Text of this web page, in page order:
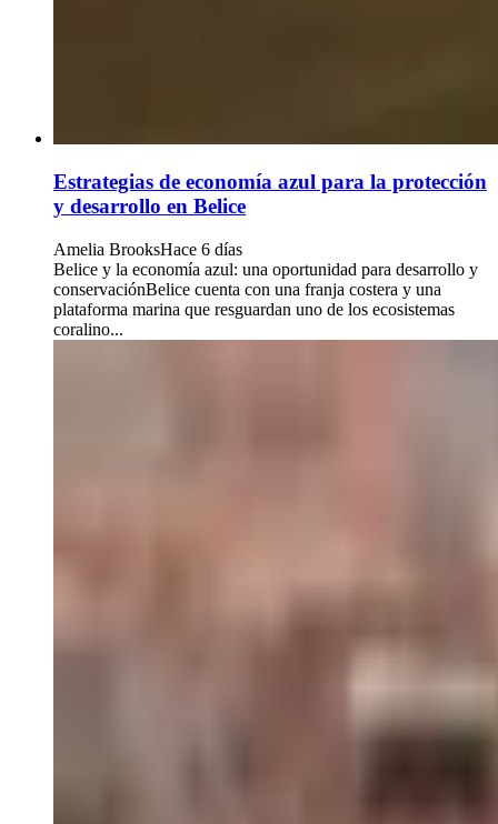
Estrategias de economía azul para la protección
y desarrollo en Belice
Amelia BrooksHace 6 días
Belice y la economía azul: una oportunidad para desarrollo y
conservaciónBelice cuenta con una franja costera y una
plataforma marina que resguardan uno de los ecosistemas
coralino...